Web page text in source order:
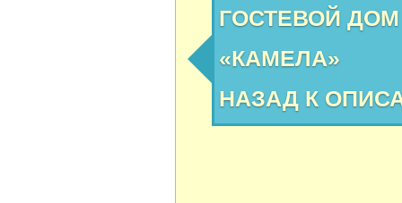
ГОСТЕВОЙ ДОМ
«КАМЕЛА»
НАЗАД К